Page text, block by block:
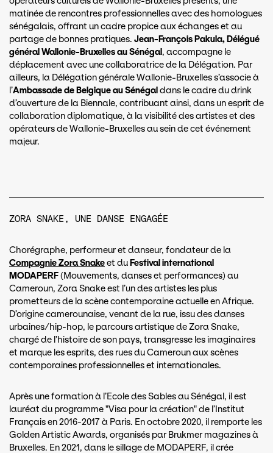
matinée de rencontres professionnelles avec des homologues
sénégalais, offrant un cadre propice aux échanges et au
partage de bonnes pratiques. Jean-François Pakula, Délégué
général Wallonie-Bruxelles au Sénégal, accompagne le
déplacement avec une collaboratrice de la Délégation. Par
ailleurs, la Délégation générale Wallonie-Bruxelles s’associe à
l’Ambassade de Belgique au Sénégal dans le cadre du drink
d’ouverture de la Biennale, contribuant ainsi, dans un esprit de
collaboration diplomatique, à la visibilité des artistes et des
opérateurs de Wallonie-Bruxelles au sein de cet événement
majeur.
ZORA SNAKE, UNE DANSE ENGAGÉE
Chorégraphe, performeur et danseur, fondateur de la
Compagnie Zora Snakeet du Festival international
MODAPERF(Mouvements, danses et performances) au
Cameroun, Zora Snake est l’un des artistes les plus
prometteurs de la scène contemporaine actuelle en Afrique.
D’origine camerounaise, venant de la rue, issu des danses
urbaines/hip-hop, le parcours artistique de Zora Snake,
chargé de l’histoire de son pays, transgresse les imaginaires
et marque les esprits, des rues du Cameroun aux scènes
contemporaines professionnelles et internationales.
Après une formation à l’Ecole des Sables au Sénégal, il est
lauréat du programme "Visa pour la création" de l’Institut
Français en 2016-2017 à Paris. En octobre 2020, il remporte les
Golden Artistic Awards, organisés par Brukmer magazines à
Bruxelles. En 2021, dans le sillage de MODAPERF, il crée